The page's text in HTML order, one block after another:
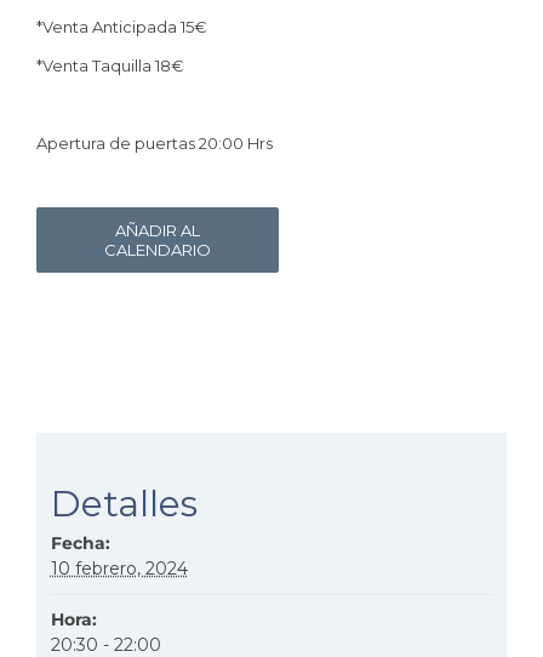
*Venta Anticipada 15€
*Venta Taquilla 18€
Apertura de puertas 20:00 Hrs
AÑADIR AL
CALENDARIO
Detalles
Fecha:
10 febrero, 2024
Hora:
20:30 - 22:00